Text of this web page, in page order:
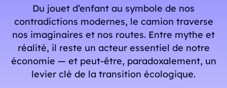
Du jouet d’enfant au symbole de nos
contradictions modernes, le camion traverse
nos imaginaires et nos routes. Entre mythe et
réalité, il reste un acteur essentiel de notre
économie — et peut-être, paradoxalement, un
levier clé de la transition écologique.